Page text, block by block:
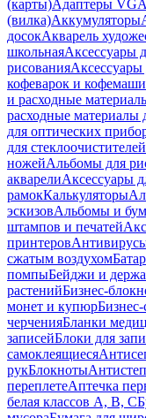
(карты)Адаптеры
(вилка)Аккумуляторы
досокАкварель
школьнаяАксессуары
рисования
кофеварок и
и расходные
расходные материалы
для оптических
для стеклоочистителей
ножейАльбомы для
акварелиАксессуары
рамокКалькуляторы
эскизовАльбомы и
штампов и печатей
принтеров
сжатым воздухом
помпыБейджи и
растенийБизнес-
монет и купюр
черченияБланки
записейБлоки для
самоклеящиеся
рукБлокноты
переплетеАптечка
белая классов А, В, С